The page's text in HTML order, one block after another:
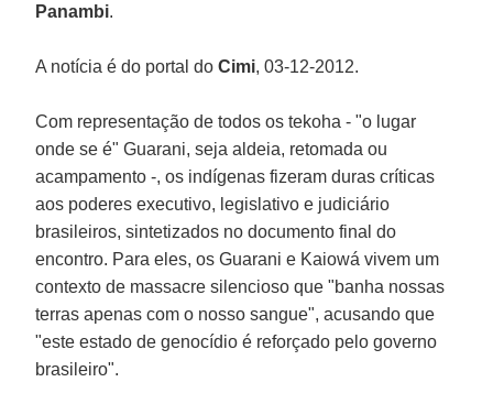
Panambi.
A notícia é do portal doCimi, 03-12-2012.
Com representação de todos os tekoha - "o lugar
onde se é" Guarani, seja aldeia, retomada ou
acampamento -, os indígenas fizeram duras críticas
aos poderes executivo, legislativo e judiciário
brasileiros, sintetizados no documento final do
encontro. Para eles, os Guarani e Kaiowá vivem um
contexto de massacre silencioso que "banha nossas
terras apenas com o nosso sangue", acusando que
"este estado de genocídio é reforçado pelo governo
brasileiro".